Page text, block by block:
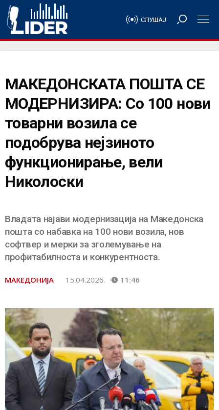
СЛУШАЈ
МАКЕДОНСКАТА ПОШТА СЕ
МОДЕРНИЗИРА: Со 100 нови
товарни возила се
подобрува нејзиното
функционирање, вели
Николоски
Владата најави модернизација на Македонска
пошта со набавка на 100 нови возила, нов
софтвер и мерки за зголемување на
профитабилноста и конкурентноста.
МАКЕДОНИЈА 15.04.2026. 11:46